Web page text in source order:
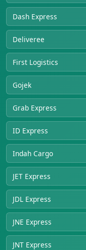
Dash Express
Deliveree
First Logistics
Gojek
Grab Express
ID Express
Indah Cargo
JET Express
JDL Express
JNE Express
JNT Express